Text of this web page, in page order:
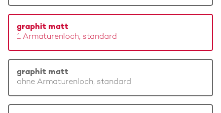
graphit matt
1 Armaturenloch, standard
graphit matt
ohne Armaturenloch, standard